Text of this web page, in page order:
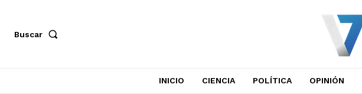
Buscar
INICIO CIENCIA POLÍTICA OPINIÓN